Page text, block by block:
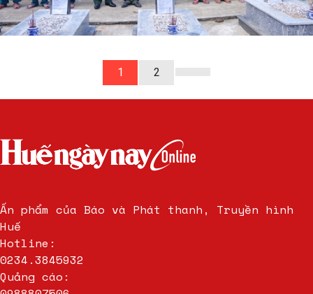
1 2
Ấn phẩm của Báo và Phát thanh, Truyền hình
Huế
Hotline:
0234.3845932
Quảng cáo: